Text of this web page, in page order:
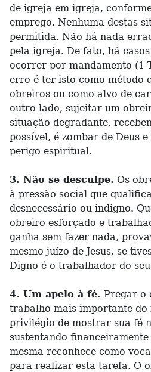
de igreja em igreja,
emprego. Nenhuma destas
permitida. Não há nada
pela igreja. De fato, há
ocorrer por mandamento (1
erro é ter isto como método
obreiros ou como alvo de
outro lado, sujeitar um
situação degradante,
possível, é zombar de Deus
perigo espiritual.
3. Não se desculpe. Os
à pressão social que
desnecessário ou indigno.
obreiro esforçado e
ganha sem fazer nada,
mesmo juízo de Jesus, se
Digno é o trabalhador do
4. Um apelo à fé. Pregar o
trabalho mais importante do
privilégio de mostrar sua fé
sustentando financeiramente
mesma reconhece como
para realizar esta tarefa. O